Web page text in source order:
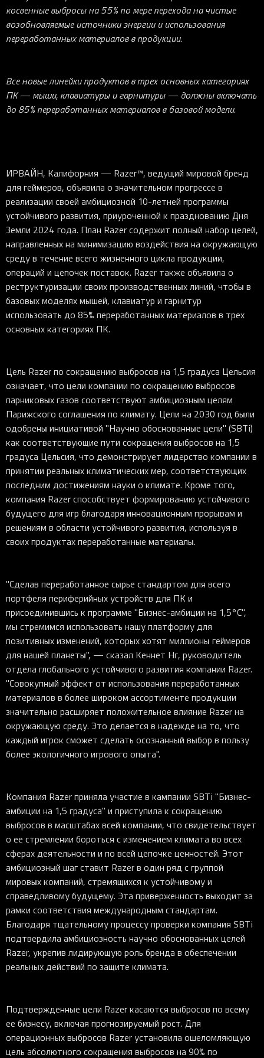
косвенные выбросы на 55% по мере перехода на чистые
возобновляемые источники энергии и использования
переработанных материалов в продукции.
Все новые линейки продуктов в трех основных категориях
ПК — мыши, клавиатуры и гарнитуры — должны включать
до 85% переработанных материалов в базовой модели.
ИРВАЙН, Калифорния — Razer™, ведущий мировой бренд
для геймеров, объявила о значительном прогрессе в
реализации своей амбициозной 10-летней программы
устойчивого развития, приуроченной к празднованию Дня
Земли 2024 года. План Razer содержит полный набор целей,
направленных на минимизацию воздействия на окружающую
среду в течение всего жизненного цикла продукции,
операций и цепочек поставок. Razer также объявила о
реструктуризации своих производственных линий, чтобы в
базовых моделях мышей, клавиатур и гарнитур
использовать до 85% переработанных материалов в трех
основных категориях ПК.
Цель Razer по сокращению выбросов на 1,5 градуса Цельсия
означает, что цели компании по сокращению выбросов
парниковых газов соответствуют амбициозным целям
Парижского соглашения по климату. Цели на 2030 год были
одобрены инициативой "Научно обоснованные цели" (SBTi)
как соответствующие пути сокращения выбросов на 1,5
градуса Цельсия, что демонстрирует лидерство компании в
принятии реальных климатических мер, соответствующих
последним достижениям науки о климате. Кроме того,
компания Razer способствует формированию устойчивого
будущего для игр благодаря инновационным прорывам и
решениям в области устойчивого развития, используя в
своих продуктах переработанные материалы.
"Сделав переработанное сырье стандартом для всего
портфеля периферийных устройств для ПК и
присоединившись к программе "Бизнес-амбиции на 1,5°C",
мы стремимся использовать нашу платформу для
позитивных изменений, которых хотят миллионы геймеров
для нашей планеты", — сказал Кеннет Нг, руководитель
отдела глобального устойчивого развития компании Razer.
"Совокупный эффект от использования переработанных
материалов в более широком ассортименте продукции
значительно расширяет положительное влияние Razer на
окружающую среду. Это делается в надежде на то, что
каждый игрок сможет сделать осознанный выбор в пользу
более экологичного игрового опыта".
Компания Razer приняла участие в кампании SBTi "Бизнес-
амбиции на 1,5 градуса" и приступила к сокращению
выбросов в масштабах всей компании, что свидетельствует
о ее стремлении бороться с изменением климата во всех
сферах деятельности и по всей цепочке ценностей. Этот
амбициозный шаг ставит Razer в один ряд с группой
мировых компаний, стремящихся к устойчивому и
справедливому будущему. Эта приверженность выходит за
рамки соответствия международным стандартам.
Благодаря тщательному процессу проверки компания SBTi
подтвердила амбициозность научно обоснованных целей
Razer, укрепив лидирующую роль бренда в обеспечении
реальных действий по защите климата.
Подтвержденные цели Razer касаются выбросов по всему
ее бизнесу, включая прогнозируемый рост. Для
операционных выбросов Razer установила ошеломляющую
цель абсолютного сокращения выбросов на 90% по